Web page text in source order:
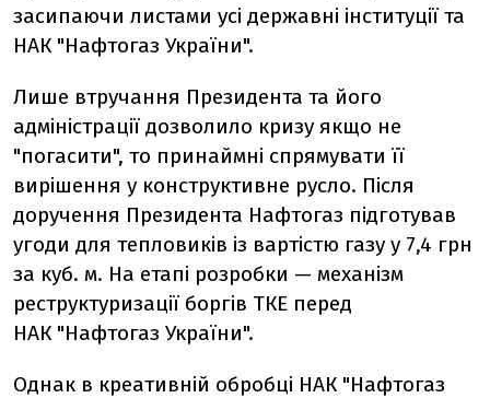
засипаючи листами усі державні інституції та
НАК "Нафтогаз України".
Лише втручання Президента та його
адміністрації дозволило кризу якщо не
"погасити", то принаймні спрямувати її
вирішення у конструктивне русло. Після
доручення Президента Нафтогаз підготував
угоди для тепловиків із вартістю газу у 7,4 грн
за куб. м. На етапі розробки — механізм
реструктуризації боргів ТКЕ перед
НАК "Нафтогаз України".
Однак в креативній обробці НАК "Нафтогаз